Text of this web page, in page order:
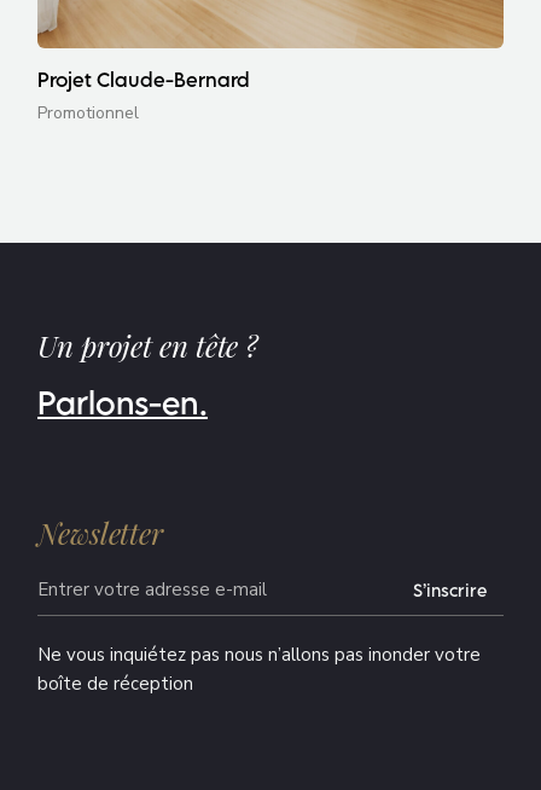
Projet Claude-Bernard
Promotionnel
Un projet en tête ?
Parlons-en.
Newsletter
S’inscrire
Ne vous inquiétez pas nous n’allons pas inonder votre
boîte de réception